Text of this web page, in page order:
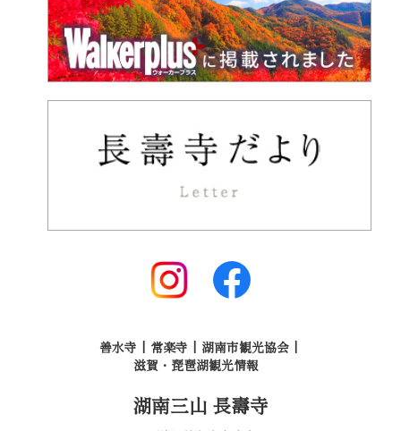
善水寺 常楽寺
湖南市観光協会
滋賀・琵琶湖観光情報
湖南三山 長壽寺